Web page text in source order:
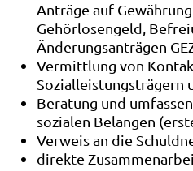
Anträge auf
Gehörlosengeld,
Änderungsanträgen
Vermittlung von
Sozialleistungsträgern
Beratung und
sozialen Belangen
Verweis an die
direkte